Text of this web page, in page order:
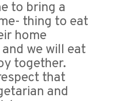
to bring a
thing to eat
home
we will eat
together.
that
and